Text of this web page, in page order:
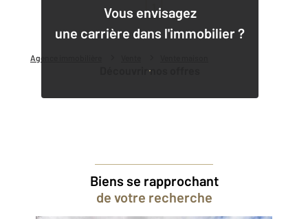
Agence immobilière
Vous envisagez
une carrière dans l'immobilier ?
Découvrir nos offres
1
Biens se rapprochant
de votre recherche